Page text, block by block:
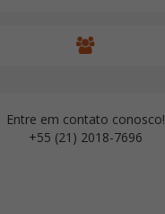
Entre em contato conosco!
+55 (21) 2018-7696